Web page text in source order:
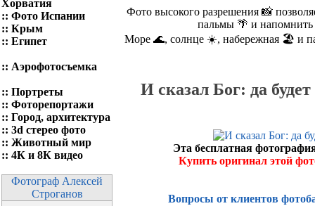
Хорватия
:: Фото Испании
:: Крым
:: Египет
:: Аэрофотосъемка
:: Портреты
:: Фоторепортажи
:: Город, архитектура
:: 3d стерео фото
:: Животный мир
:: 4К и 8К видео
Фотограф Алексей
Строганов
Фото высокого разрешения 📸
пальмы 🌴 и напомнить
Море 🌊, солнце ☀️, набережная 🏖️ и
И сказал Бог: да
Эта бесплатная
Купить оригинал этой
Вопросы от клиентов